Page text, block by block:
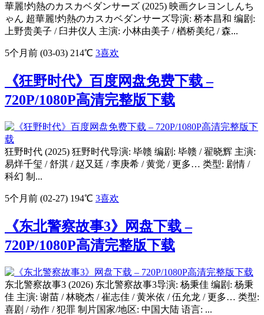
華麗!灼熱のカスカベダンサーズ (2025) 映画クレヨンしんち
ゃん 超華麗!灼熱のカスカベダンサーズ导演: 桥本昌和 编剧:
上野贵美子 / 臼井仪人 主演: 小林由美子 / 楢桥美纪 / 森...
5个月前 (03-03) 214℃ 3喜欢
《狂野时代》百度网盘免费下载 –
720P/1080P高清完整版下载
狂野时代 (2025) 狂野时代导演: 毕赣 编剧: 毕赣 / 翟晓辉 主演:
易烊千玺 / 舒淇 / 赵又廷 / 李庚希 / 黄觉 / 更多… 类型: 剧情 /
科幻 制...
5个月前 (02-27) 194℃ 3喜欢
《东北警察故事3》网盘下载 –
720P/1080P高清完整版下载
东北警察故事3 (2026) 东北警察故事3导演: 杨秉佳 编剧: 杨秉
佳 主演: 谢苗 / 林晓杰 / 崔志佳 / 黄米依 / 伍允龙 / 更多… 类型:
喜剧 / 动作 / 犯罪 制片国家/地区: 中国大陆 语言: ...